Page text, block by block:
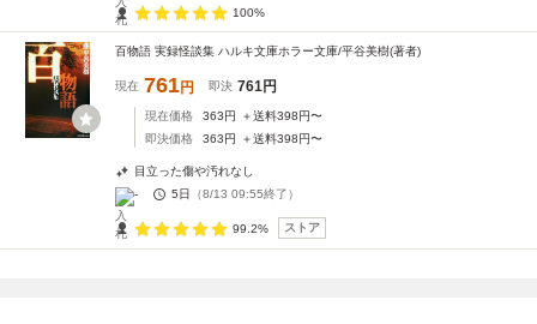
100%
百物語 実録怪談集 ハルキ文庫ホラー文庫/平谷美樹(著者)
現在 761円 即決 761円
現在価格 363円 ＋送料398円〜
即決価格
363円 ＋送料398円〜
目立った傷や汚れなし
-
5日 （8/13 09:55終了）
99.2% ストア